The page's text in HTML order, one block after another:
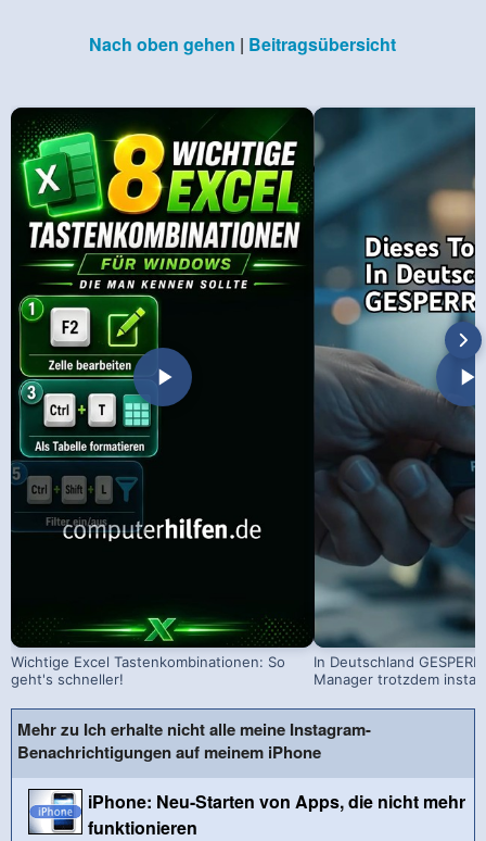
Nach oben gehen | Beitragsübersicht
Wichtige Excel Tastenkombinationen: So
geht's schneller!
In Deutschland
Manager trotzdem
Mehr zu Ich erhalte nicht alle meine Instagram-
Benachrichtigungen auf meinem iPhone
iPhone: Neu-Starten von Apps, die nicht mehr
funktionieren